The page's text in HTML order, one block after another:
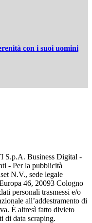
con i suoi uomini
S.p.A. Business Digital -
- Per la pubblicità
N.V., sede legale
46, 20093 Cologno
personali trasmessi e/o
all’addestramento di
È altresì fatto divieto
di data scraping.